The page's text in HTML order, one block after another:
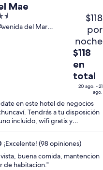
Mae
del Mar
$118
por
noche
El
precio
es
de
en
total
por
noche
del
20
$118
en
total
20 ago. - 21
ago.
en este hotel de negocios
Tendrás a tu disposición
incluido, wifi gratis y
gratis. Estarás muy
¡Excelente! (98 opiniones)
buena comida, mantencion
de habitacion."